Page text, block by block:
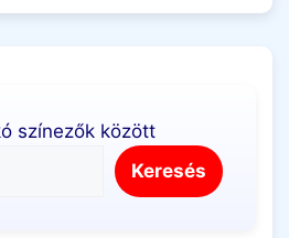
színezők között
Keresés